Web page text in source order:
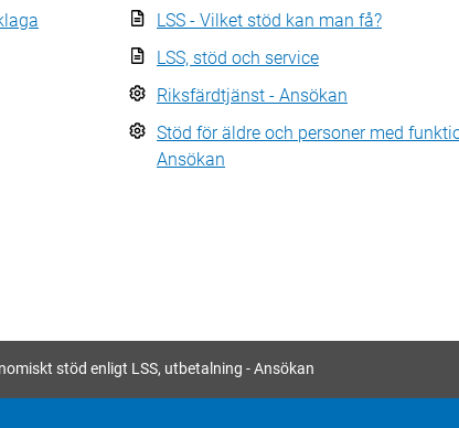
LSS - Vilket stöd kan man få?
LSS, stöd och service
Riksfärdtjänst - Ansökan
Stöd för äldre och personer med
Ansökan
stöd enligt LSS, utbetalning - Ansökan